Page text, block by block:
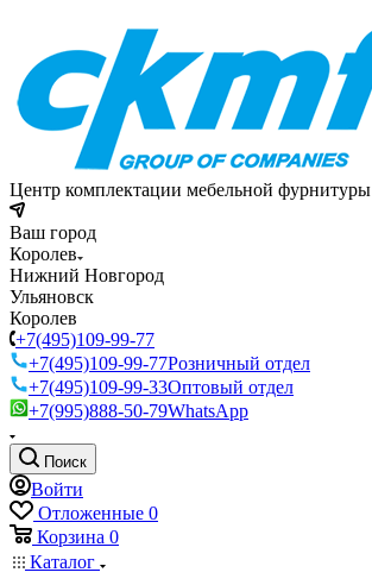
Центр комплектации мебельной фурнитуры
Ваш город
Королев
Нижний Новгород
Ульяновск
Королев
+7(495)109-99-77
+7(495)109-99-77Розничный отдел
+7(495)109-99-33Оптовый отдел
+7(995)888-50-79WhatsApp
Поиск
Войти
Отложенные 0
Корзина 0
Каталог